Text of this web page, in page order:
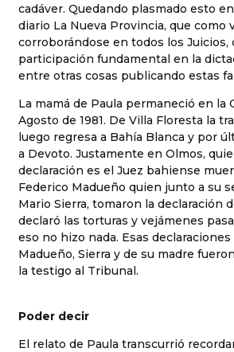
cadáver. Quedando plasmado esto
diario La Nueva Provincia, que como
corroborándose en todos los Juicios,
participación fundamental en la
entre otras cosas publicando estas
La mamá de Paula permaneció en la
Agosto de 1981. De Villa Floresta la
luego regresa a Bahía Blanca y por
a Devoto. Justamente en Olmos,
declaración es el Juez bahiense
Federico Madueño quien junto a su
Mario Sierra, tomaron la declaración
declaró las torturas y vejámenes
eso no hizo nada. Esas
Madueño, Sierra y de su madre
la testigo al Tribunal.
Poder decir
El relato de Paula transcurrió